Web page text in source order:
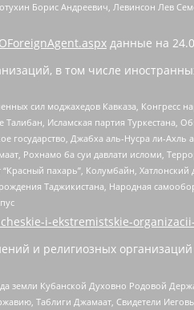
Борис Андреевич, Левинсон Лев
данные на
в том числе
сил моджахедов Кавказа, Конгресс
Исламская партия
государство, Джабха аль-Нусра ли-
Рохнамо ба суи давлати исломи,
“Красный пахарь”, Колумбайн,
Таджикистана, Народная
i-ekstremistskie-
и религиозных
земли Кубанской Духовно Родовой
Таблиги Джамаат, Свидетели